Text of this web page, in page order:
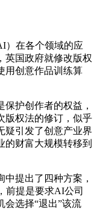
在各个领域的应
英国政府就修改版权
用创意作品训练算
护创作者的权益，
版权法的修订，似乎
疑引发了创意产业界
的财富大规模转移到
提出了四种方案，
前提是要求AI公司
会选择“退出”该流